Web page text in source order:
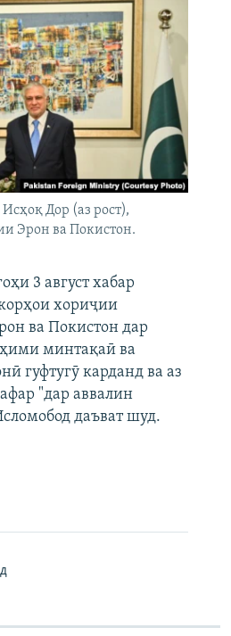
Дор (аз рост),
Эрон ва Покистон.
3 август хабар
хориҷии
ва Покистон дар
минтақаӣ ва
гуфтугӯ карданд ва аз
"дар аввалин
даъват шуд.